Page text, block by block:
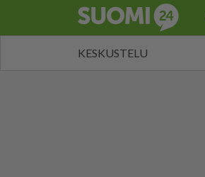
KESKUSTELU